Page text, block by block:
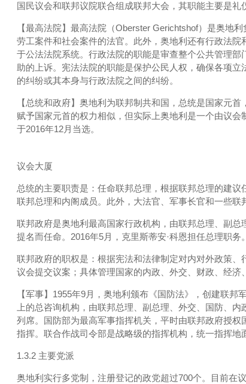
国民议会和联邦议院联合组成联邦大会，其职能主要是
【最高法院】最高法院（Oberster Gerichtshof）是奥地
劳工案件和社会案件的法官。此外，奥地利还有行政法
于公法法院系统。行政法院的职能是审查整个公共管理
助的上诉。宪法法院的职能是保护公民人权，确保各项
的纠纷或其本身与行政法院之间的纠纷。
【总统和政府】奥地利为联邦制共和国，总统是国家元
赋予国家元首的权力相似，但实际上奥地利是一个由议
于2016年12月当选。
议会大厦
总统的主要职责是：任命联邦总理，根据联邦总理的建
联邦总理和内阁成员。此外，大法官、军事长官和一些
联邦政府是奥地利最高国家行政机构，由联邦总理、副
提名而任命。2016年5月，克里斯蒂安·科恩担任总理职务。
联邦政府的职权是：根据宪法和法律制定对内对外政策
议会提交议案；具体管理国家的内政、外交、财政、经济
【军事】1955年9月，奥地利颁布《国防法》，创建联
上的总咨询机构，由联邦总理、副总理、外交、国防、
列席。国防部为最高军事指挥机关，平时由联邦政府授
指挥。联合作战司令部是战略级的指挥机构，统一指挥地
1.3.2 主要党派
奥地利实行多党制，注册登记的政党超过700个。目前在